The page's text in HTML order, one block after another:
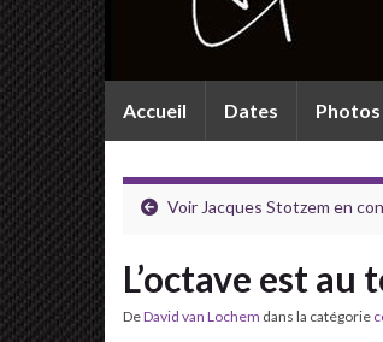
Accueil Dates Photos
Voir Jacques Stotzem en
L’octave est
DeDavid van Lochem dans la catégorie